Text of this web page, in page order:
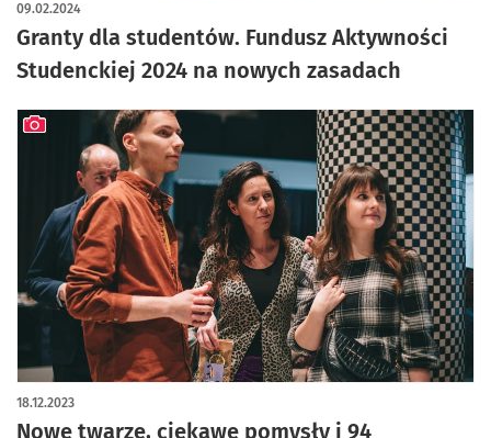
Granty dla studentów. Fundusz Aktywności
Studenckiej 2024 na nowych zasadach
09.02.2024
Nowe twarze, ciekawe pomysły i 94
18.12.2023
artykuł z galerią zdjęć